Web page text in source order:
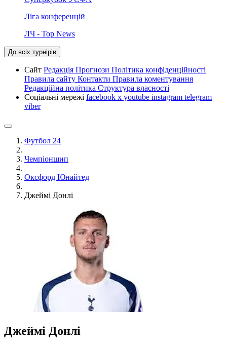
Ліга конференцій
ЛЧ - Top News
До всіх турнірів
Сайт Редакція Прогнози Політика конфіденційності
Правила сайту Контакти Правила коментування
Редакційна політика Структура власності
Соціальні мережі facebook x youtube instagram telegram
viber
Футбол 24
Чемпіоншип
Оксфорд Юнайтед
Джеймі Донлі
Джеймі Донлі